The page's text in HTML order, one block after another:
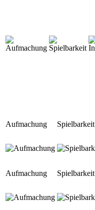
Aufmachung Spielbarkeit
Aufmachung Spielbarkeit